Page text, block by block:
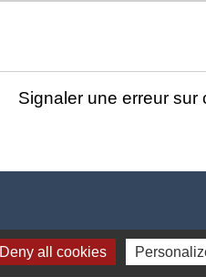
Signaler une erreur sur
Deny all cookies